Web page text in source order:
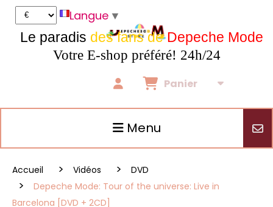
Le paradis des fans deDepeche Mode
Votre E-shop préféré! 24h/24
Panier
Menu
Accueil Vidéos
DVD
Depeche Mode: Tour of the universe: Live in
Barcelona [DVD + 2CD]
Langue ▼
Panneau de gestion des cookies